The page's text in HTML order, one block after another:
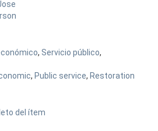
, Servicio público,
, Public service, Restoration
del ítem